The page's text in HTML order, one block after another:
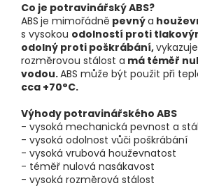
Co je potravinářský ABS?
ABS je mimořádně pevnýa
s vysokou odolností proti
odolný proti poškrábání,
rozměrovou stálost a má téměř
vodou.ABS může být použit při
cca +70°C.
Výhody potravinářského ABS
- vysoká mechanická pevnost a
- vysoká odolnost vůči poškrábání
- vysoká vrubová houževnatost
- téměř nulová nasákavost
- vysoká rozměrová stálost